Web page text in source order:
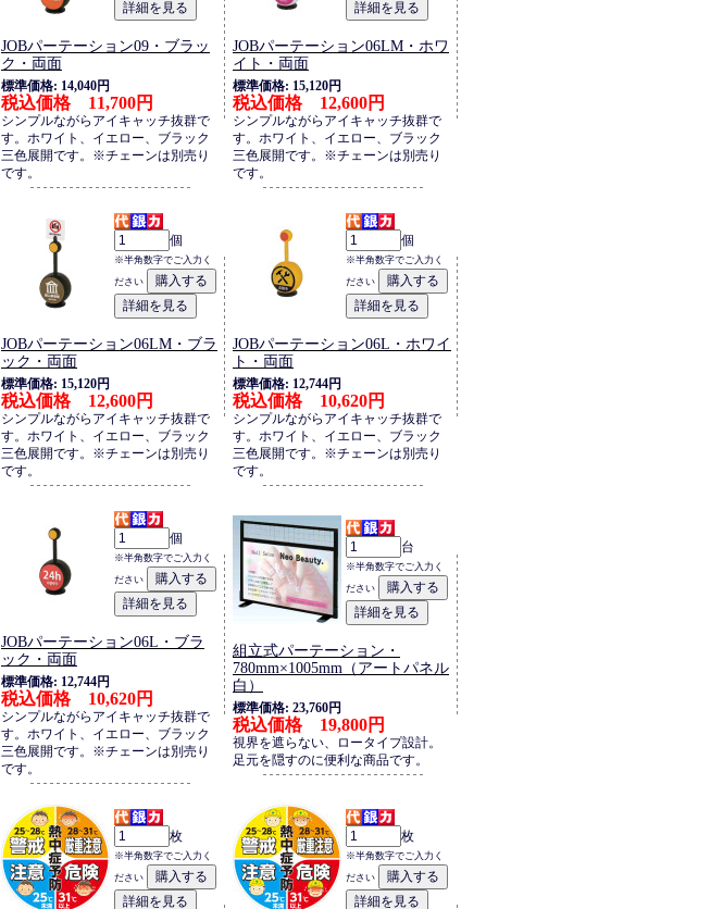
JOBパーテーション09・ブラッ
ク・両面
標準価格: 14,040円
税込価格 11,700円
シンプルながらアイキャッチ抜群で
す。ホワイト、イエロー、ブラック
三色展開です。※チェーンは別売り
です。
JOBパーテーション06LM・ホワ
イト・両面
標準価格: 15,120円
税込価格 12,600円
シンプルながらアイキャッチ抜群で
す。ホワイト、イエロー、ブラック
三色展開です。※チェーンは別売り
です。
個
※半角数字でご入力く
ださい
JOBパーテーション06LM・ブラ
ック・両面
標準価格: 15,120円
税込価格 12,600円
シンプルながらアイキャッチ抜群で
す。ホワイト、イエロー、ブラック
三色展開です。※チェーンは別売り
です。
個
※半角数字でご入力く
ださい
JOBパーテーション06L・ホワイ
ト・両面
標準価格: 12,744円
税込価格 10,620円
シンプルながらアイキャッチ抜群で
す。ホワイト、イエロー、ブラック
三色展開です。※チェーンは別売り
です。
個
※半角数字でご入力く
ださい
JOBパーテーション06L・ブラ
ック・両面
標準価格: 12,744円
税込価格 10,620円
シンプルながらアイキャッチ抜群で
す。ホワイト、イエロー、ブラック
三色展開です。※チェーンは別売り
です。
台
※半角数字でご入力く
ださい
組立式パーテーション・
780mm×1005mm（アートパネル
白）
標準価格: 23,760円
税込価格 19,800円
視界を遮らない、ロータイプ設計。
足元を隠すのに便利な商品です。
枚
※半角数字でご入力く
ださい
枚
※半角数字でご入力く
ださい